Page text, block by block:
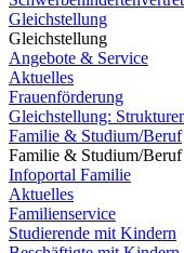
Gleichstellung
Gleichstellung
Angebote & Service
Aktuelles
Frauenförderung
Gleichstellung:
Familie & Studium/Beruf
Familie & Studium/Beruf
Infoportal Familie
Aktuelles
Familienservice
Studierende mit Kindern